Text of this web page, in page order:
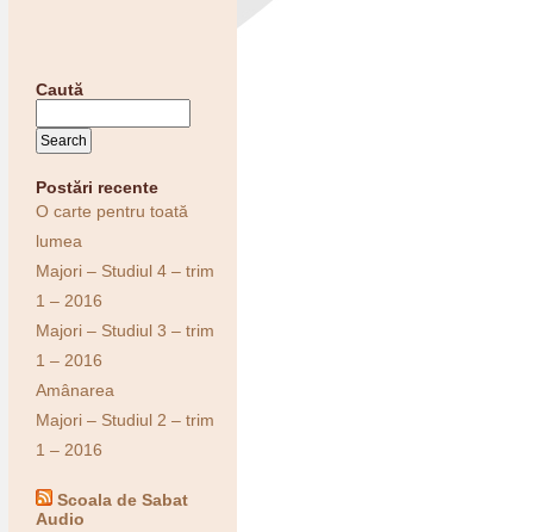
Caută
Postări recente
O carte pentru toată
lumea
Majori – Studiul 4 – trim
1 – 2016
Majori – Studiul 3 – trim
1 – 2016
Amânarea
Majori – Studiul 2 – trim
1 – 2016
Scoala de Sabat
Audio